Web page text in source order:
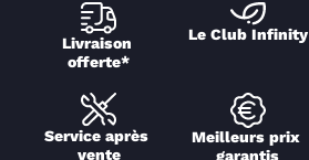
Livraison
offerte*
Le Club Infinity
Service après
vente
Meilleurs prix
garantis